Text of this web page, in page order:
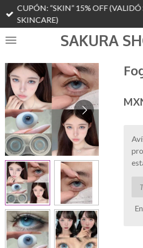
principal
SAKURA
CUPÓN: “SKIN” 15% OFF (VALIDÓ
SKINCARE)